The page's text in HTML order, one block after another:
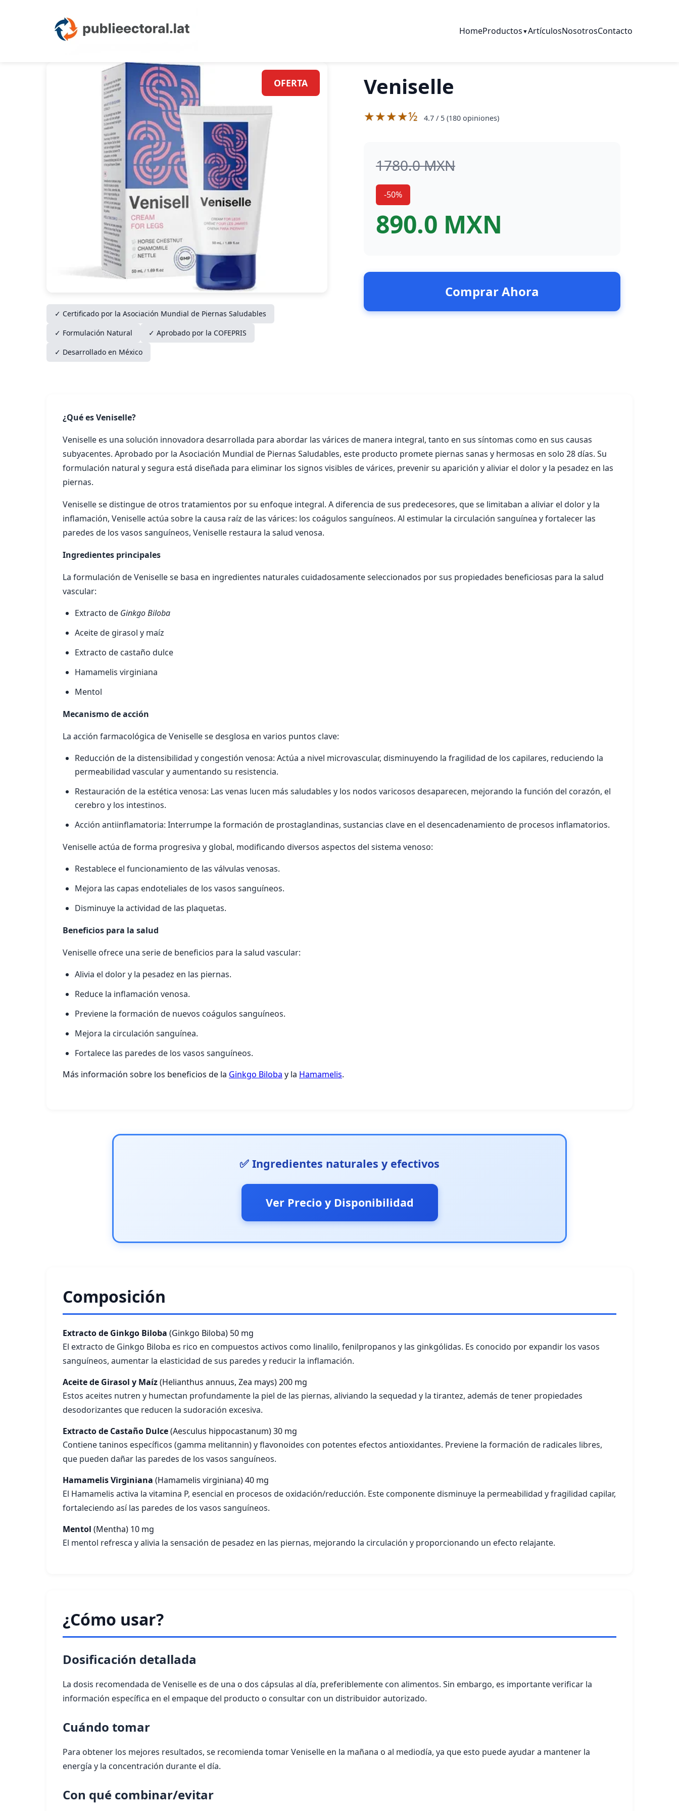
HomeProductos ▼ArtículosNosotrosContacto
OFERTA
✓ Certificado por la Asociación Mundial de Piernas Saludables
✓ Formulación Natural
✓ Aprobado por la COFEPRIS
✓ Desarrollado en México
Veniselle
★★★★½ 4.7 / 5 (180 opiniones)
1780.0 MXN
-50%
890.0 MXN
Comprar Ahora
¿Qué es Veniselle?
Veniselle es una solución innovadora desarrollada para abordar las várices de manera integral, tanto en sus síntomas como en sus causas
subyacentes. Aprobado por la Asociación Mundial de Piernas Saludables, este producto promete piernas sanas y hermosas en solo 28 días. Su
formulación natural y segura está diseñada para eliminar los signos visibles de várices, prevenir su aparición y aliviar el dolor y la pesadez en las
piernas.
Veniselle se distingue de otros tratamientos por su enfoque integral. A diferencia de sus predecesores, que se limitaban a aliviar el dolor y la
inflamación, Veniselle actúa sobre la causa raíz de las várices: los coágulos sanguíneos. Al estimular la circulación sanguínea y fortalecer las
paredes de los vasos sanguíneos, Veniselle restaura la salud venosa.
Ingredientes principales
La formulación de Veniselle se basa en ingredientes naturales cuidadosamente seleccionados por sus propiedades beneficiosas para la salud
vascular:
Extracto de Ginkgo Biloba
Aceite de girasol y maíz
Extracto de castaño dulce
Hamamelis virginiana
Mentol
Mecanismo de acción
La acción farmacológica de Veniselle se desglosa en varios puntos clave:
Reducción de la distensibilidad y congestión venosa: Actúa a nivel microvascular, disminuyendo la fragilidad de los capilares, reduciendo la
permeabilidad vascular y aumentando su resistencia.
Restauración de la estética venosa: Las venas lucen más saludables y los nodos varicosos desaparecen, mejorando la función del corazón, el
cerebro y los intestinos.
Acción antiinflamatoria: Interrumpe la formación de prostaglandinas, sustancias clave en el desencadenamiento de procesos inflamatorios.
Veniselle actúa de forma progresiva y global, modificando diversos aspectos del sistema venoso:
Restablece el funcionamiento de las válvulas venosas.
Mejora las capas endoteliales de los vasos sanguíneos.
Disminuye la actividad de las plaquetas.
Beneficios para la salud
Veniselle ofrece una serie de beneficios para la salud vascular:
Alivia el dolor y la pesadez en las piernas.
Reduce la inflamación venosa.
Previene la formación de nuevos coágulos sanguíneos.
Mejora la circulación sanguínea.
Fortalece las paredes de los vasos sanguíneos.
Más información sobre los beneficios de la Ginkgo Biloba y la Hamamelis.
✅ Ingredientes naturales y efectivos
Ver Precio y Disponibilidad
Composición
Extracto de Ginkgo Biloba (Ginkgo Biloba) 50 mg
El extracto de Ginkgo Biloba es rico en compuestos activos como linalilo, fenilpropanos y las ginkgólidas. Es conocido por expandir los vasos
sanguíneos, aumentar la elasticidad de sus paredes y reducir la inflamación.
Aceite de Girasol y Maíz(Helianthus annuus, Zea mays)200 mg
Estos aceites nutren y humectan profundamente la piel de las piernas, aliviando la sequedad y la tirantez, además de tener propiedades
desodorizantes que reducen la sudoración excesiva.
Extracto de Castaño Dulce(Aesculus hippocastanum)30 mg
Contiene taninos específicos (gamma melitannin) y flavonoides con potentes efectos antioxidantes. Previene la formación de radicales libres,
que pueden dañar las paredes de los vasos sanguíneos.
Hamamelis Virginiana (Hamamelis virginiana)40 mg
El Hamamelis activa la vitamina P, esencial en procesos de oxidación/reducción. Este componente disminuye la permeabilidad y fragilidad capilar,
fortaleciendo así las paredes de los vasos sanguíneos.
Mentol (Mentha) 10 mg
El mentol refresca y alivia la sensación de pesadez en las piernas, mejorando la circulación y proporcionando un efecto relajante.
¿Cómo usar?
Dosificación detallada
La dosis recomendada de Veniselle es de una o dos cápsulas al día, preferiblemente con alimentos. Sin embargo, es importante verificar la
información específica en el empaque del producto o consultar con un distribuidor autorizado.
Cuándo tomar
Para obtener los mejores resultados, se recomienda tomar Veniselle en la mañana o al mediodía, ya que esto puede ayudar a mantener la
energía y la concentración durante el día.
Con qué combinar/evitar